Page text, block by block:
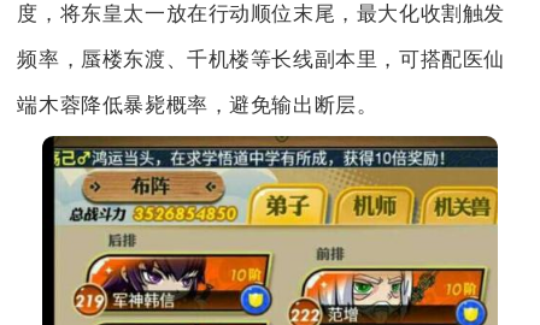
度，将东皇太一放在行动顺位末尾，最大化收割触发
频率，蜃楼东渡、千机楼等长线副本里，可搭配医仙
端木蓉降低暴毙概率，避免输出断层。